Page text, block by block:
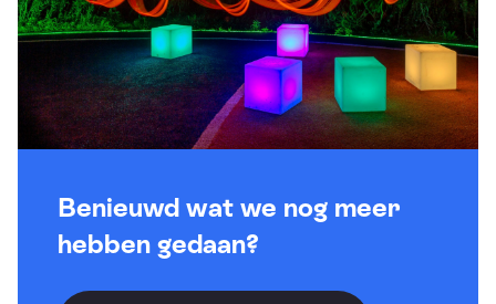
Benieuwd wat we nog meer
hebben gedaan?